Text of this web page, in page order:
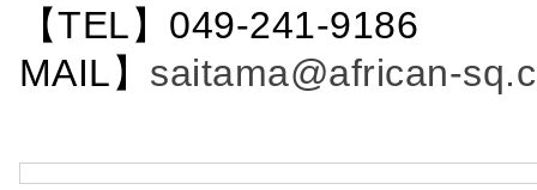
【TEL】049-241-
MAIL】 saitama@african-